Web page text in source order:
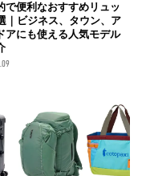
で便利なおすすめリュッ
｜ビジネス、タウン、ア
アにも使える人気モデル